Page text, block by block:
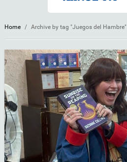
Home / Archive by tag "Juegos del Hambre"